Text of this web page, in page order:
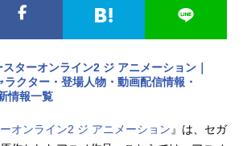
ターオンライン2 ジ アニメーション｜
ラクター・登場人物・動画配信情報・
情報一覧
オンライン2 ジ アニメーション 』は、セガ